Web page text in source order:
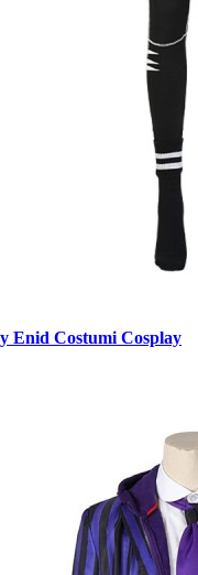
Enid Costumi Cosplay